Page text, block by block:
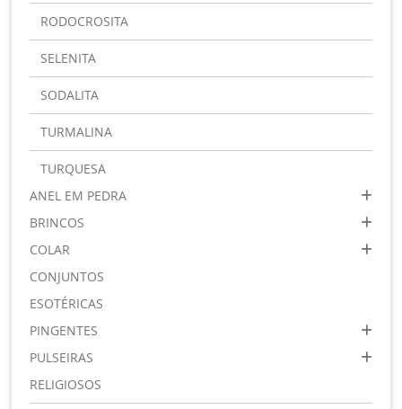
RODOCROSITA
SELENITA
SODALITA
TURMALINA
TURQUESA
ANEL EM PEDRA
BRINCOS
COLAR
CONJUNTOS
ESOTÉRICAS
PINGENTES
PULSEIRAS
RELIGIOSOS